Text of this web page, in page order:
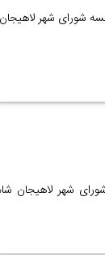
شورای شهر